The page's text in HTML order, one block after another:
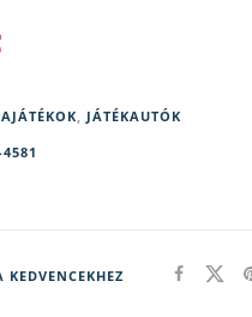
, JÁTÉKAUTÓK